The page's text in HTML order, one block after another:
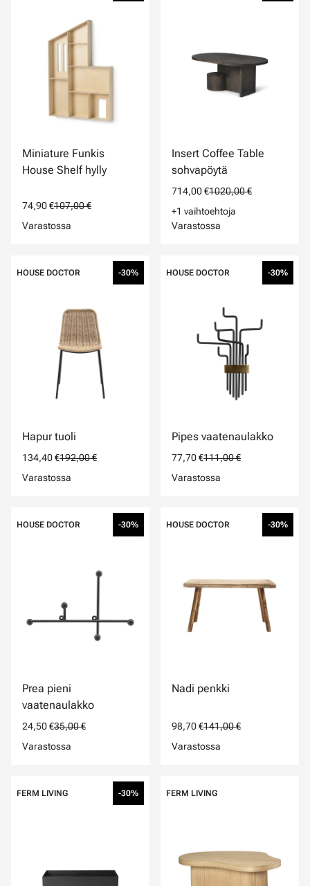
Miniature Funkis
House Shelf hylly
74,90 €107,00 €
Varastossa
Insert Coffee Table
sohvapöytä
714,00 €1020,00 €
+1 vaihtoehtoja
Varastossa
HOUSE DOCTOR -30%
Hapur tuoli
134,40 €192,00 €
Varastossa
HOUSE DOCTOR -30%
Pipes vaatenaulakko
77,70 €111,00 €
Varastossa
HOUSE DOCTOR -30%
Prea pieni
vaatenaulakko
24,50 €35,00 €
Varastossa
HOUSE DOCTOR -30%
Nadi penkki
98,70 €141,00 €
Varastossa
FERM LIVING -30% FERM LIVING